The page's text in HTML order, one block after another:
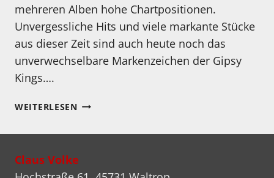
mehreren Alben hohe Chartpositionen.
Unvergessliche Hits und viele markante Stücke
aus dieser Zeit sind auch heute noch das
unverwechselbare Markenzeichen der Gipsy
Kings….
WEITERLESENNEUES
DER
KINGS
Claus Volke